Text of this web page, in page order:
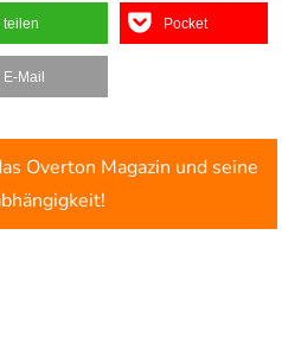
teilen Pocket
E-Mail
Overton Magazin und seine